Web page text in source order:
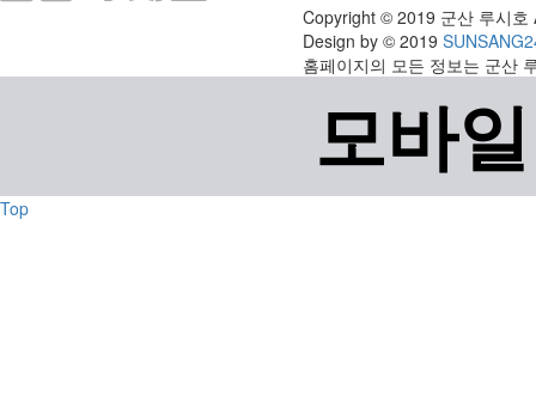
Copyright © 2019 군산 루시호
Design by © 2019
홈페이지의 모든 정보는 군산
모바
Top